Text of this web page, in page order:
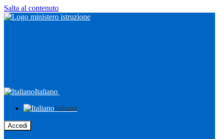
Salta al contenuto
Italiano
Italiano
Accedi